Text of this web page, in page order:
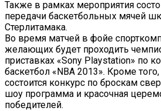
Также в рамках мероприятия
передачи баскетбольных мячей
Стерлитамака.
Во время матчей в фойе
желающих будет проходить
приставках «Sony Playstation» по
баскетбол «NBA 2013». Кроме
состоится конкурс по броскам
шоу программа и красочная
победителей.